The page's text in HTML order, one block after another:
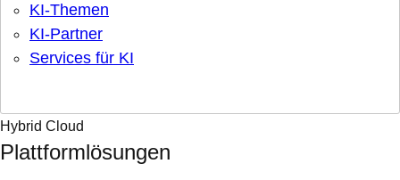
KI-Themen
KI-Partner
Services für KI
Hybrid Cloud
Plattformlösungen